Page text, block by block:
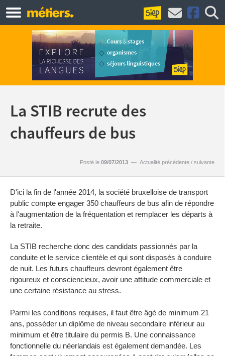
La STIB recrute des
chauffeurs de bus
Posté le 09/07/2013 — Actualité précédente / suivante
D'ici la fin de l'année 2014, la société bruxelloise de transport
public compte engager 350 chauffeurs de bus afin de répondre
à l'augmentation de la fréquentation et remplacer les départs à
la retraite.
La STIB recherche donc des candidats passionnés par la
conduite et le service clientèle et qui sont disposés à conduire
de nuit. Les futurs chauffeurs devront également être
rigoureux et consciencieux, avoir une attitude commerciale et
une certaine résistance au stress.
Parmi les conditions requises, il faut être âgé de minimum 21
ans, posséder un diplôme de niveau secondaire inférieur au
minimum et être titulaire du permis B. Une connaissance
fonctionnelle du néerlandais est également demandée. Les